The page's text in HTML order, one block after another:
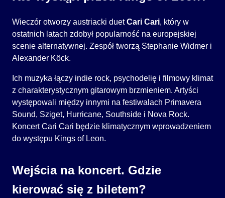
Wieczór otworzy austriacki duetCari Cari, który w
ostatnich latach zdobył popularność na europejskiej
scenie alternatywnej. Zespół tworzą Stephanie Widmer i
Alexander Köck.
Ich muzyka łączy indie rock, psychodelię i filmowy klimat
z charakterystycznym gitarowym brzmieniem. Artyści
występowali między innymi na festiwalach Primavera
Sound, Sziget, Hurricane, Southside i Nova Rock.
Koncert Cari Cari będzie klimatycznym wprowadzeniem
do występu Kings of Leon.
Wejścia na koncert. Gdzie
kierować się z biletem?